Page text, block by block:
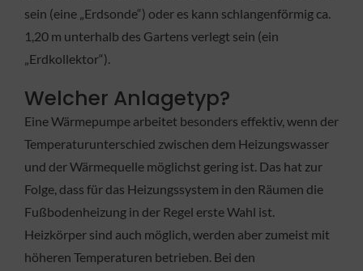
sein (eine „Erdsonde“) oder es kann schlangenförmig ca.
1,20 m unterhalb des Gartens verlegt sein (ein
„Erdkollektor“).
Welcher Anlagetyp?
Eine Wärmepumpe arbeitet besonders effektiv, wenn der
Temperaturunterschied zwischen dem Heizungswasser
und der Wärmequelle möglichst gering ist. Das hat zur
Folge, dass für das Heizungssystem in den Räumen die
Fußbodenheizung in der Regel erste Wahl ist.
Heizkörper sind auch möglich, werden aber zumeist mit
höheren Temperaturen betrieben. Bei den